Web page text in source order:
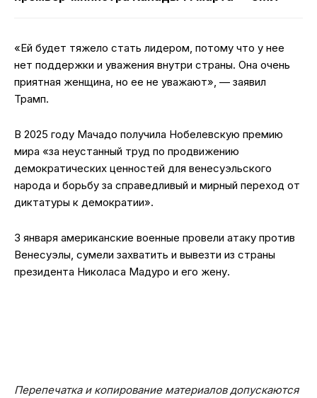
«Ей будет тяжело стать лидером, потому что у нее
нет поддержки и уважения внутри страны. Она очень
приятная женщина, но ее не уважают», — заявил
Трамп.
В 2025 году Мачадо получила Нобелевскую премию
мира «за неустанный труд по продвижению
демократических ценностей для венесуэльского
народа и борьбу за справедливый и мирный переход от
диктатуры к демократии».
3 января американские военные провели атаку против
Венесуэлы, сумели захватить и вывезти из страны
президента Николаса Мадуро и его жену.
Перепечатка и копирование материалов допускаются